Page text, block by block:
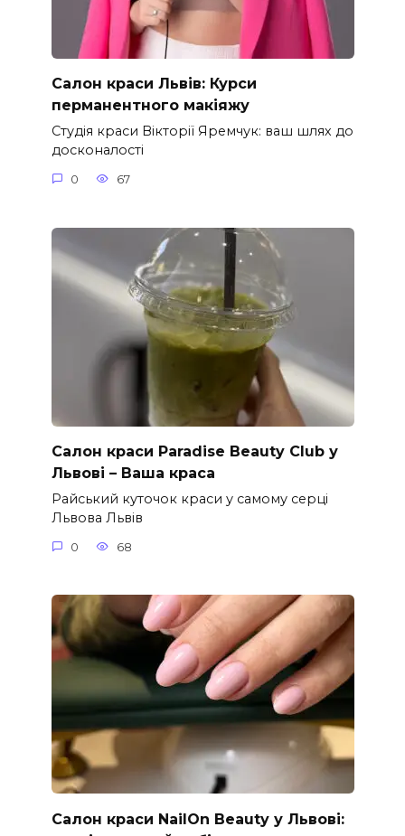
Салон краси Львів: Курси
перманентного макіяжу
Студія краси Вікторії Яремчук: ваш шлях до
досконалості
0 67
Салон краси Paradise Beauty Club у
Львові – Ваша краса
Райський куточок краси у самому серці
Львова Львів
0 68
Салон краси NailOn Beauty у Львові: